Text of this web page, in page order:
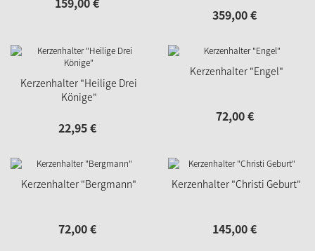
359,00€
Kerzenhalter "Heilige Drei
Könige"
22,95€
Kerzenhalter "Engel"
72,00€
Kerzenhalter "Bergmann"
72,00€
Kerzenhalter "Christi Geburt"
145,00€